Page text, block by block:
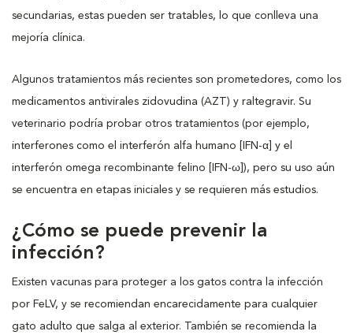
secundarias, estas pueden ser tratables, lo que conlleva una
mejoría clínica.
Algunos tratamientos más recientes son prometedores, como los
medicamentos antivirales zidovudina (AZT) y raltegravir. Su
veterinario podría probar otros tratamientos (por ejemplo,
interferones como el interferón alfa humano [IFN-α] y el
interferón omega recombinante felino [IFN-ω]), pero su uso aún
se encuentra en etapas iniciales y se requieren más estudios.
¿Cómo se puede prevenir la
infección?
Existen vacunas para proteger a los gatos contra la infección
por FeLV, y se recomiendan encarecidamente para cualquier
gato adulto que salga al exterior. También se recomienda la